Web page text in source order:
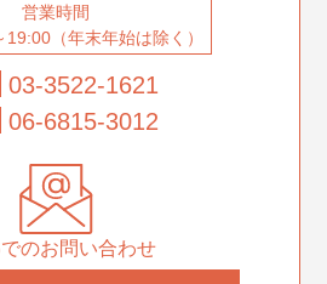
営業時間
（年末年始は除く）
03-3522-1621
06-6815-3012
のお問い合わせ